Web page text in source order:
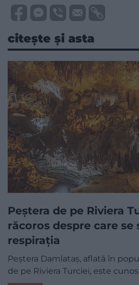
citește și asta
Peștera de pe Riviera
răcoros despre care se
respirația
Peștera Damlataș, aflată în
de pe Riviera Turciei, este